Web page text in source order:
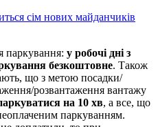
сім нових майданчиків
паркування: у робочі дні з
безкоштовне. Також
що з метою посадки/
розвантаження вантажу
на 10 хв, а все, що
паркуванням.